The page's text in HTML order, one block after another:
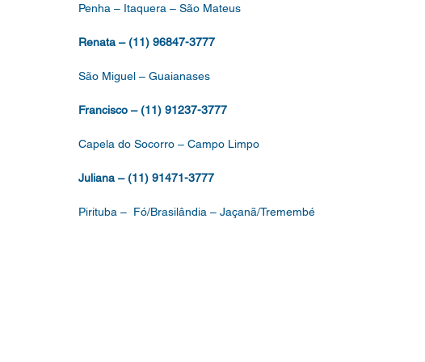
Penha – Itaquera – São Mateus
Renata – (11) 96847-3777
São Miguel – Guaianases
Francisco – (11) 91237-3777
Capela do Socorro – Campo Limpo
Juliana – (11) 91471-3777
Pirituba – Fó/Brasilândia – Jaçanã/Tremembé